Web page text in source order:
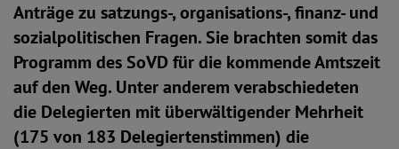
Anträge zu satzungs-, organisations-, finanz- und
sozialpolitischen Fragen. Sie brachten somit das
Programm des SoVD für die kommende Amtszeit
auf den Weg. Unter anderem verabschiedeten
die Delegierten mit überwältigender Mehrheit
(175 von 183 Delegiertenstimmen) die